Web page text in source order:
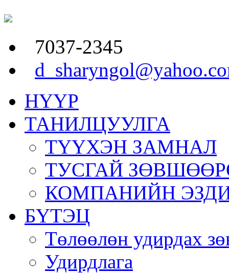
7037-2345
НҮҮР
ТАНИЛЦУУЛГА
ТҮҮХЭН ЗАМНАЛ
ТУСГАЙ
КОМПАНИЙН
БҮТЭЦ
Төлөөлөн удирдах
Удирдлага